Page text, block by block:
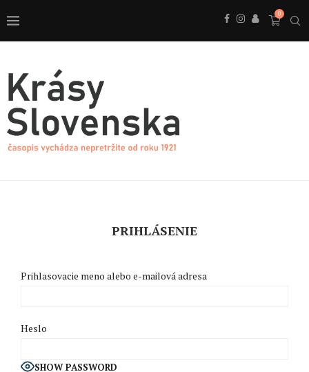
0
PRIHLÁSENIE
Prihlasovacie meno alebo e-mailová adresa
Heslo
SHOW PASSWORD